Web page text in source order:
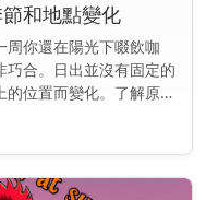
和地點變化
周你還在陽光下啜飲咖
合。日出並沒有固定的
位置而變化。了解原因
你是想趕在天亮時跑